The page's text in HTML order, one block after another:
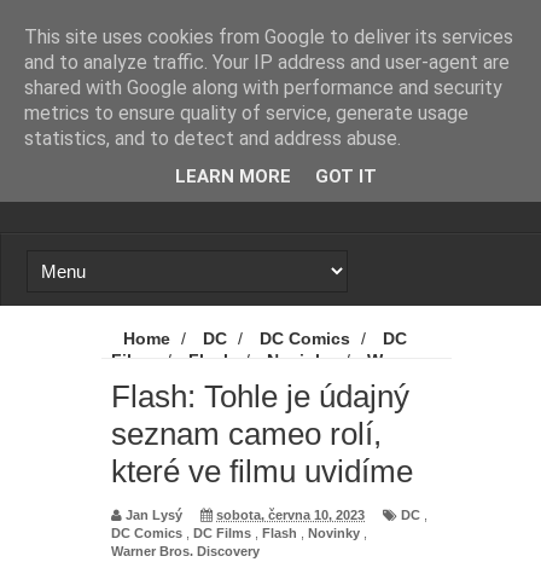
Marvel prý přemýšlí, že mladí
Avengers nebudou mít seriál, ale
film. A stejně by to mohlo být i v
případě jiné série
návratu Zacka Snydera k DC?
X-Men: Novým Cyclopsem bude
hvězda Srdcerváčů
Spider-Man: Zbrusu nový den - Tom
Holland promluvil od odvážné scéně
z filmu. A kdo byl nový přítel MJ?
Home / DC / DC Comics /
DC
Films
/ Flash / Novinky /
Warner
Bros. Discovery
/
Flash: Tohle je údajný
seznam cameo rolí, které ve filmu uvidíme
Flash: Tohle je údajný
seznam cameo rolí,
které ve filmu uvidíme
Jan Lysý sobota, června 10, 2023 DC
DC Comics
DC Films Flash Novinky
Warner Bros. Discovery
This site uses cookies from Google to deliver its services
and to analyze traffic. Your IP address and user-agent are
shared with Google along with performance and security
metrics to ensure quality of service, generate usage
statistics, and to detect and address abuse.
LEARN MORE GOT IT